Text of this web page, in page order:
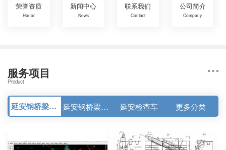
荣誉资质
Honor
新闻中心
News
联系我们
Contact
公司简介
Company
服务项目
Product
延安钢桥梁详图设计 延安钢桥梁工程 延安检查车 更多分类